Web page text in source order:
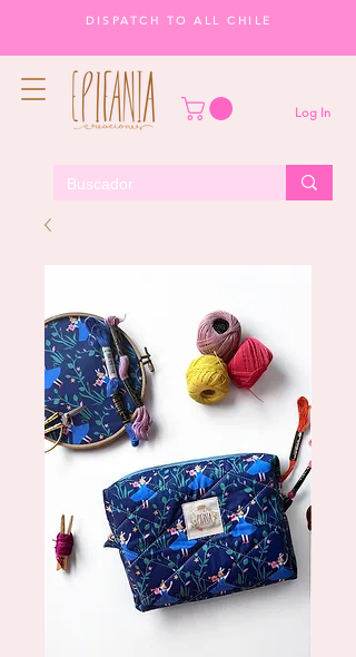
DISPATCH TO ALL CHILE
Log In